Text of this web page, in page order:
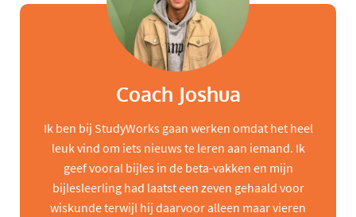
Coach Joshua
Ik ben bij StudyWorks gaan werken omdat het heel
leuk vind om iets nieuws te leren aan iemand. Ik
geef vooral bijles in de beta-vakken en mijn
bijlesleerling had laatst een zeven gehaald voor
wiskunde terwijl hij daarvoor alleen maar vieren